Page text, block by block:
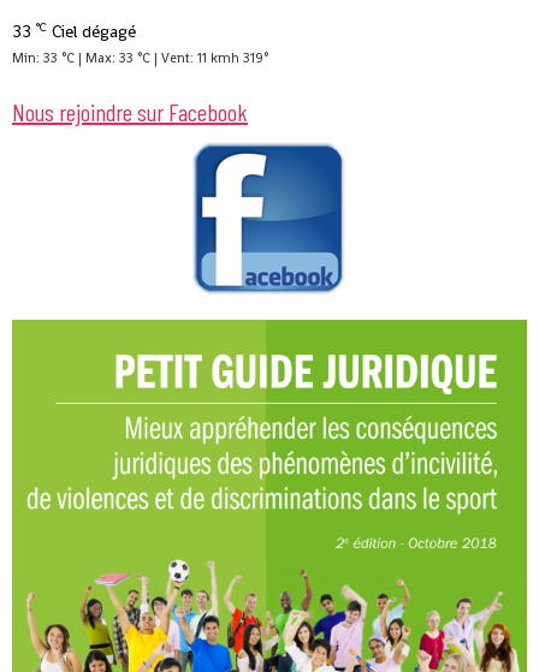
33 °C Ciel dégagé
Min: 33 °C | Max: 33 °C | Vent: 11 kmh 319°
Nous rejoindre sur Facebook